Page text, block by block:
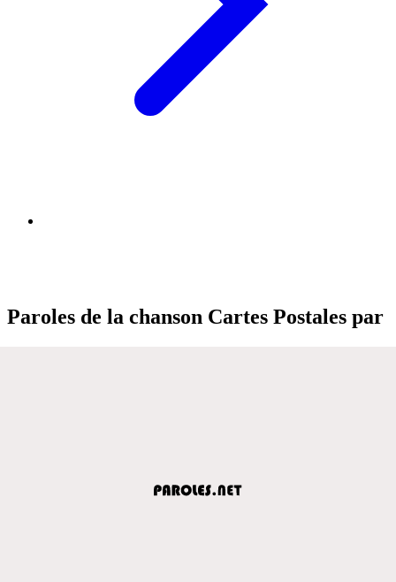
Paroles de la chanson Cartes Postales par